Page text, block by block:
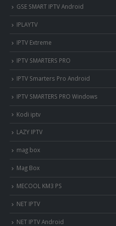
GSE SMART IPTV Android
IPLAYTV
IPTV Extreme
IPTV SMARTERS PRO
IPTV Smarters Pro Android
IPTV SMARTERS PRO Windows
Kodi iptv
LAZY IPTV
mag box
Mag Box
MECOOL KM3 PS
NET IPTV
NET IPTV Android